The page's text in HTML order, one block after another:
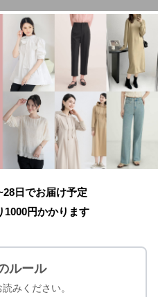
日でお届け予定
1000円かかります
ルール
みください。